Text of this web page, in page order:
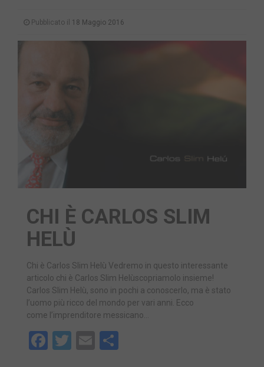
Pubblicato il 18 Maggio 2016
CHI È CARLOS SLIM
HELÙ
Chi è Carlos Slim Helù Vedremo in questo interessante
articolo chi è Carlos Slim Helùscopriamolo insieme!
Carlos Slim Helù, sono in pochi a conoscerlo, ma è stato
l’uomo più ricco del mondo per vari anni. Ecco
come l’imprenditore messicano…
Facebook
Twitter
Email